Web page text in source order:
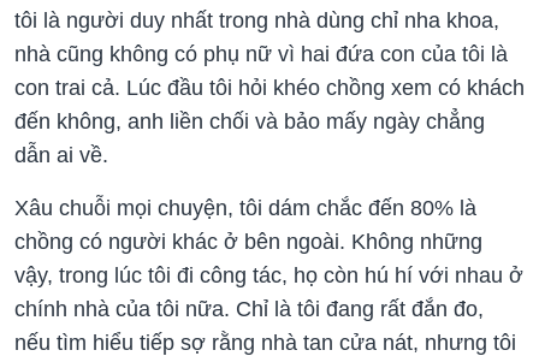
tôi là người duy nhất trong nhà dùng chỉ nha khoa,
nhà cũng không có phụ nữ vì hai đứa con của tôi là
con trai cả. Lúc đầu tôi hỏi khéo chồng xem có khách
đến không, anh liền chối và bảo mấy ngày chẳng
dẫn ai về.
Xâu chuỗi mọi chuyện, tôi dám chắc đến 80% là
chồng có người khác ở bên ngoài. Không những
vậy, trong lúc tôi đi công tác, họ còn hú hí với nhau ở
chính nhà của tôi nữa. Chỉ là tôi đang rất đắn đo,
nếu tìm hiểu tiếp sợ rằng nhà tan cửa nát, nhưng tôi